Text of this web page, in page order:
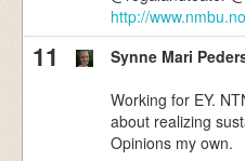
http://www.nmbu.no
11 Synne Mari
Working for EY.
about realizing
Opinions my own.